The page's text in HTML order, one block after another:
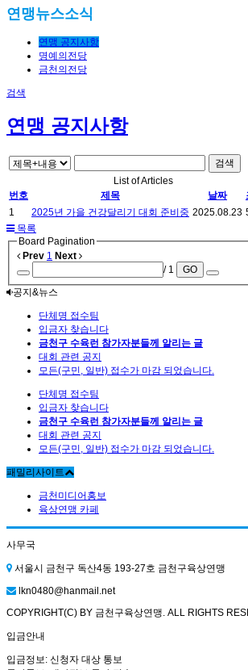
연맹뉴스소식
연맹 공지사항
명예의전당
금천의전당
검색
연맹 공지사항
검색
List of Articles
번호
제목 날짜
1
2025년 가을 건강달리기 대회 준비중 2025.08.23
목록
Board Pagination
Prev 1 Next
/ 1
GO
공지&뉴스
단체명 접수팀
입금자 찾습니다
금천구 수육런 참가자분들께 알리는 글
대회 관련 공지
모든(구민, 일반) 접수가 마감 되었습니다.
단체명 접수팀
입금자 찾습니다
금천구 수육런 참가자분들께 알리는 글
대회 관련 공지
모든(구민, 일반) 접수가 마감 되었습니다.
패밀리사이트
금천미디어홍보
육상연맹 카페
사무국
서울시 금천구 독산4동 193-27호 금천구육상연맹
lkn0480@hanmail.net
COPYRIGHT(C) BY 금천구육상연맹. ALL RIGHTS
입금안내
입금정보: 신청자 대상 통보